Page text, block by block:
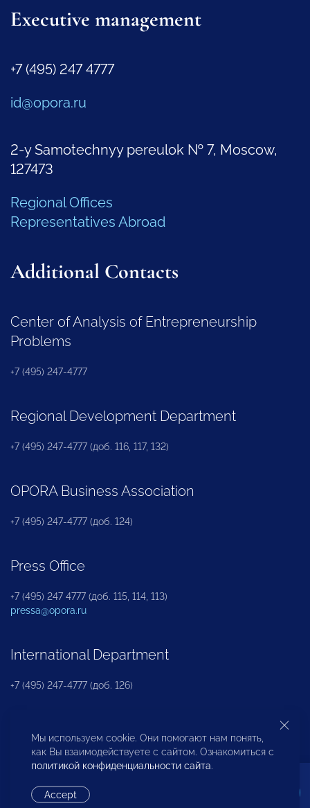
Executive management
+7 (495) 247 4777
id@opora.ru
2-y Samotechnyy pereulok № 7, Moscow,
127473
Regional Offices
Representatives Abroad
Additional Contacts
Center of Analysis of Entrepreneurship
Problems
+7 (495) 247-4777
Regional Development Department
+7 (495) 247-4777 (доб. 116, 117, 132)
OPORA Business Association
+7 (495) 247-4777 (доб. 124)
Press Office
+7 (495) 247 4777 (доб. 115, 114, 113)
pressa@opora.ru
International Department
+7 (495) 247-4777 (доб. 126)
Business and Investment Rights Protection
Department
Мы используем cookie. Они помогают нам понять,
как Вы взаимодействуете с сайтом. Ознакомиться с
политикой конфиденциальности сайта.
Accept